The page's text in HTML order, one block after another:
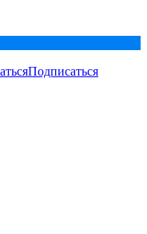
Подписаться